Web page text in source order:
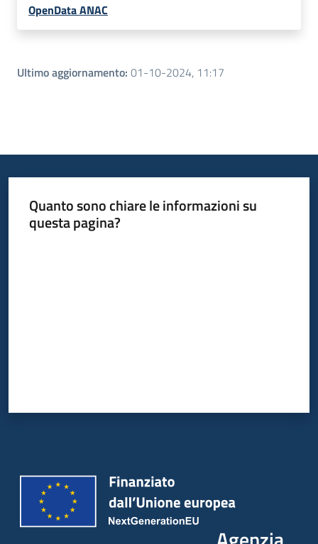
OpenData ANAC
Ultimo aggiornamento: 01-10-2024, 11:17
Quanto sono chiare le informazioni su
questa pagina?